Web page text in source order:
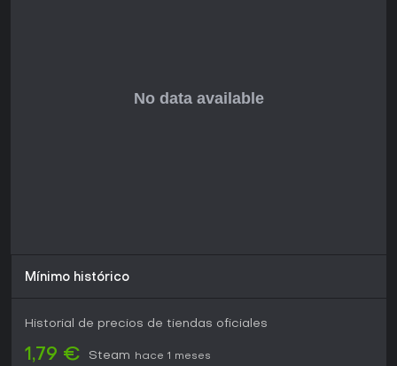
superar oleadas duras, lo que lo hace atractivo para
Mínimo histórico
Historial de precios de tiendas oficiales
1,79 € Steam
hace 1 meses